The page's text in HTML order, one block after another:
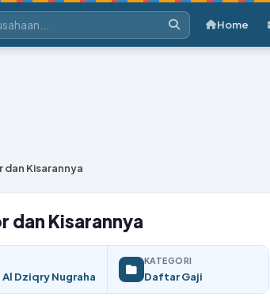
Home
dan Kisarannya
dan Kisarannya
Al Dziqry Nugraha
KATEGORI
Daftar Gaji